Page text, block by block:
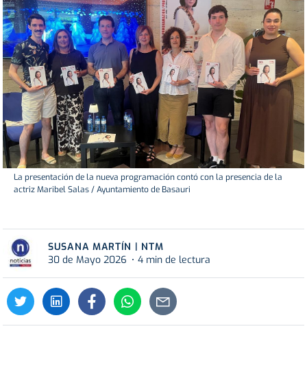
La presentación de la nueva programación contó con la presencia de la
actriz Maribel Salas / Ayuntamiento de Basauri
SUSANA MARTÍN | NTM
30 de Mayo 2026
4 min de lectura